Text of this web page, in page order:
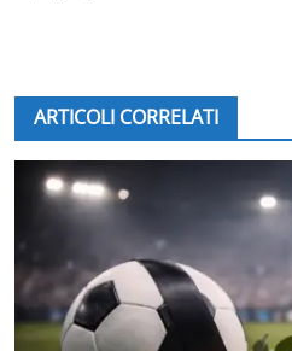
ARTICOLI CORRELATI